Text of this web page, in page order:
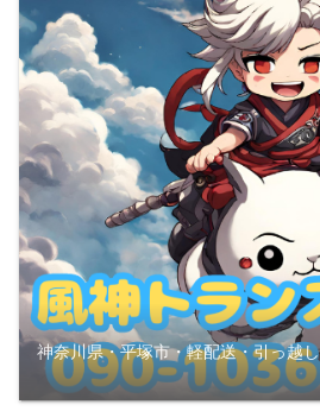
神奈川県・平塚市・軽配送・引っ越